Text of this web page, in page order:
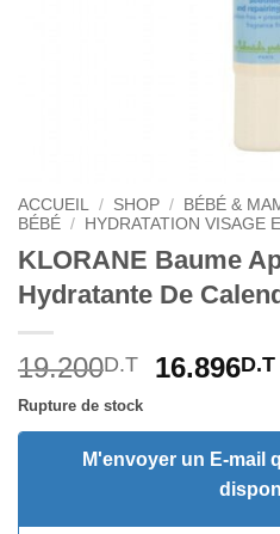
ACCUEIL / SHOP / BÉBÉ &
BÉBÉ / HYDRATATION VISAGE
KLORANE Baume
Hydratante De
19.200D.T
Le
initial
était :
16.896D.T
Rupture de stock
M'envoyer un E-mail